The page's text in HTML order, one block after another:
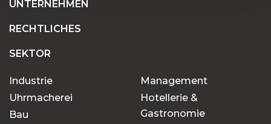
UNTERNEHMEN
RECHTLICHES
SEKTOR
Industrie
Uhrmacherei
Bau
Management
Hotellerie &
Gastronomie